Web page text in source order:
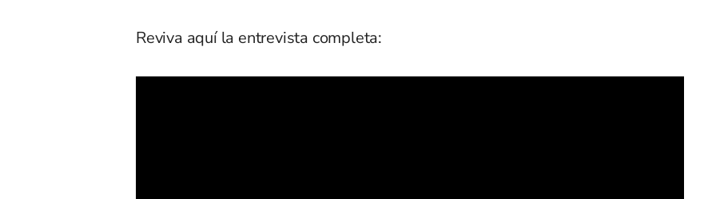
Reviva aquí la entrevista completa: